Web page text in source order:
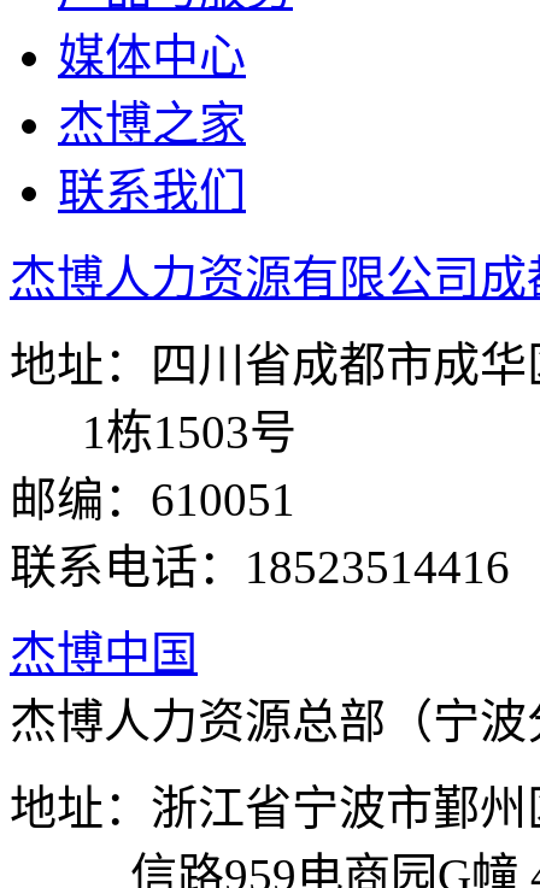
媒体中心
杰博之家
联系我们
杰博人力资源有限公司
地址：四川省成都市成
1栋1503号
邮编：610051
联系电话：18523514416
杰博中国
杰博人力资源总部（宁
地址：浙江省宁波市鄞
信路959电商园G幢